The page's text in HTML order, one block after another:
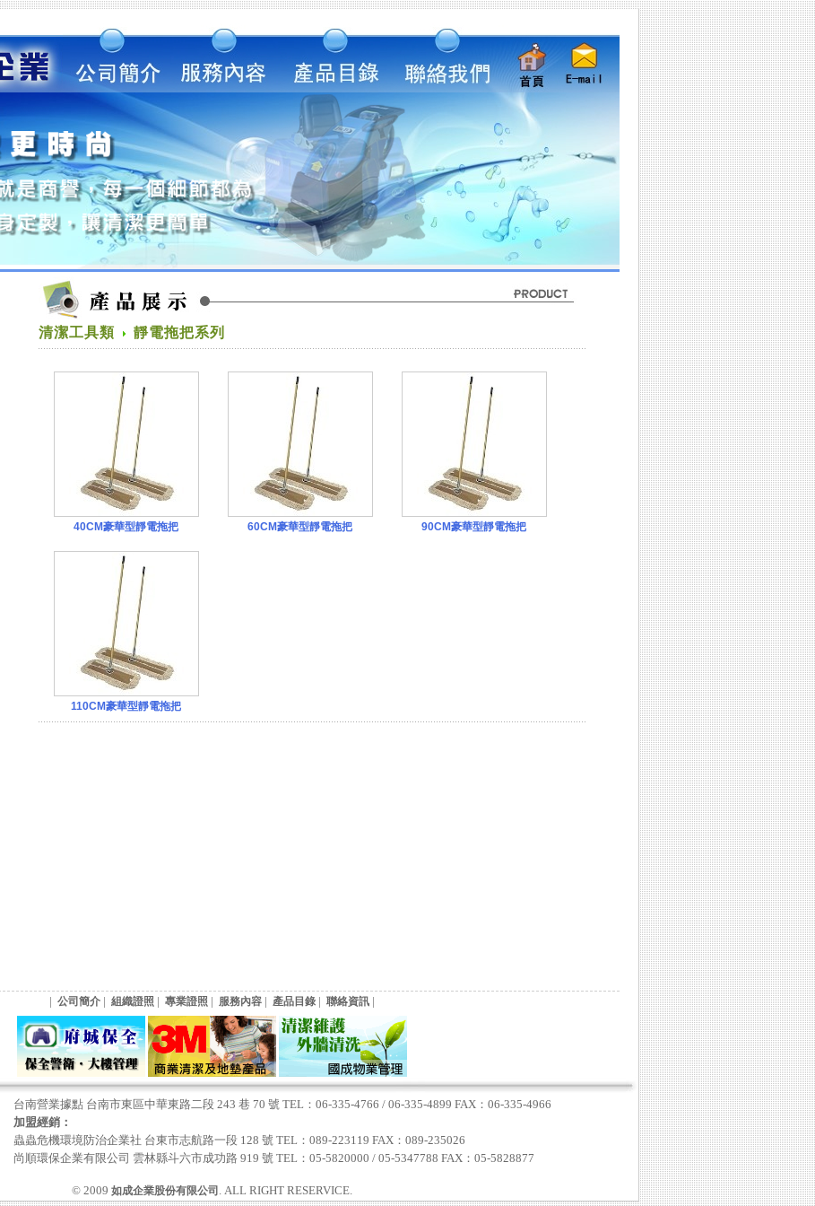
清潔工具類 靜電拖把系列
40CM豪華型靜電拖把 60CM豪華型靜電拖把 90CM豪華型靜電拖把
110CM豪華型靜電拖把
| 公司簡介 | 組織證照 | 專業證照 | 服務內容 | 產品目錄 | 聯絡資訊 |
台南營業據點 台南市東區中華東路二段 243 巷 70 號 TEL：06-335-4766 / 06-335-4899 FAX：06-335-4966
加盟經銷：
蟲蟲危機環境防治企業社 台東市志航路一段 128 號 TEL：089-223119 FAX：089-235026
尚順環保企業有限公司 雲林縣斗六市成功路 919 號 TEL：05-5820000 / 05-5347788 FAX：05-5828877
© 2009 如成企業股份有限公司 . ALL RIGHT RESERVICE.